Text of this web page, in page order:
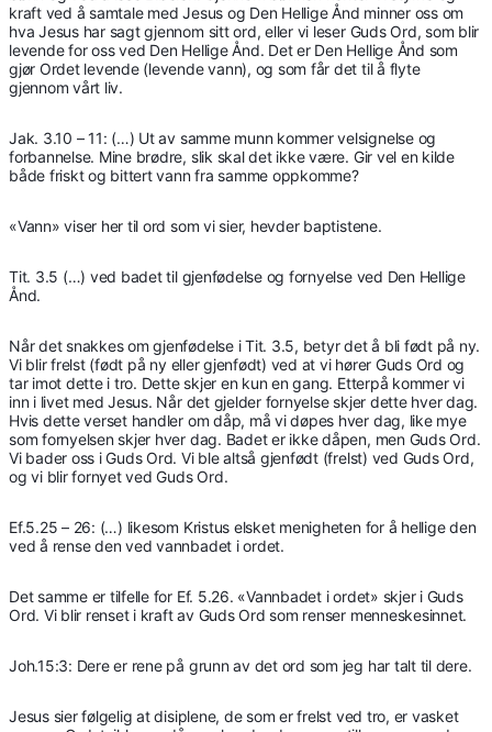
kraft ved å samtale med Jesus og Den Hellige Ånd minner oss om
hva Jesus har sagt gjennom sitt ord, eller vi leser Guds Ord, som blir
levende for oss ved Den Hellige Ånd. Det er Den Hellige Ånd som
gjør Ordet levende (levende vann), og som får det til å flyte
gjennom vårt liv.
Jak. 3.10 – 11: (…) Ut av samme munn kommer velsignelse og
forbannelse. Mine brødre, slik skal det ikke være. Gir vel en kilde
både friskt og bittert vann fra samme oppkomme?
«Vann» viser her til ord som vi sier, hevder baptistene.
Tit. 3.5 (…) ved badet til gjenfødelse og fornyelse ved Den Hellige
Ånd.
Når det snakkes om gjenfødelse i Tit. 3.5, betyr det å bli født på ny.
Vi blir frelst (født på ny eller gjenfødt) ved at vi hører Guds Ord og
tar imot dette i tro. Dette skjer en kun en gang. Etterpå kommer vi
inn i livet med Jesus. Når det gjelder fornyelse skjer dette hver dag.
Hvis dette verset handler om dåp, må vi døpes hver dag, like mye
som fornyelsen skjer hver dag. Badet er ikke dåpen, men Guds Ord.
Vi bader oss i Guds Ord. Vi ble altså gjenfødt (frelst) ved Guds Ord,
og vi blir fornyet ved Guds Ord.
Ef.5.25 – 26: (…) likesom Kristus elsket menigheten for å hellige den
ved å rense den ved vannbadet i ordet.
Det samme er tilfelle for Ef. 5.26. «Vannbadet i ordet» skjer i Guds
Ord. Vi blir renset i kraft av Guds Ord som renser menneskesinnet.
Joh.15:3: Dere er rene på grunn av det ord som jeg har talt til dere.
Jesus sier følgelig at disiplene, de som er frelst ved tro, er vasket